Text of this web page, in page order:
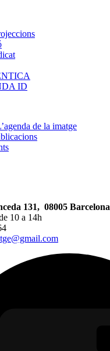
ID
de la imatge
131, 08005 Barcelona
10 a 14h